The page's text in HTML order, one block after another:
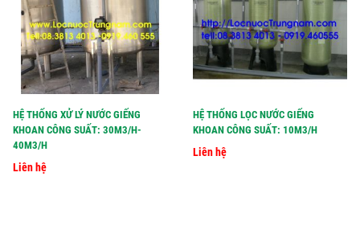
HỆ THỐNG XỬ LÝ NƯỚC GIẾNG
KHOAN CÔNG SUẤT: 30M3/H-
40M3/H
Liên hệ
HỆ THỐNG LỌC NƯỚC GIẾNG
KHOAN CÔNG SUẤT: 10M3/H
Liên hệ